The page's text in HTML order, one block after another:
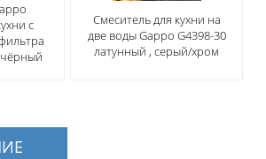
с
Смеситель для кухни на
две воды Gappo G4398-30
латунный , серый/хром